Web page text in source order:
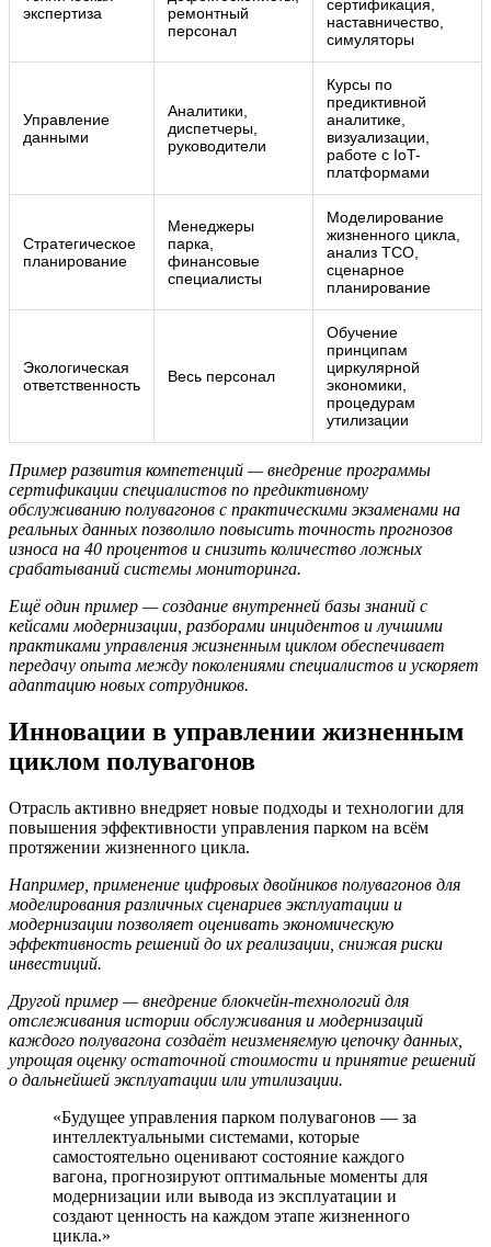
экспертиза
ремонтный
персонал
сертификация,
наставничество,
симуляторы
Управление
данными
Аналитики,
диспетчеры,
руководители
Курсы по
предиктивной
аналитике,
визуализации,
работе с IoT-
платформами
Стратегическое
планирование
Менеджеры
парка,
финансовые
специалисты
Моделирование
жизненного цикла,
анализ TCO,
сценарное
планирование
Экологическая
ответственность
Весь персонал
Обучение
принципам
циркулярной
экономики,
процедурам
утилизации
Пример развития компетенций — внедрение программы
сертификации специалистов по предиктивному
обслуживанию полувагонов с практическими экзаменами на
реальных данных позволило повысить точность прогнозов
износа на 40 процентов и снизить количество ложных
срабатываний системы мониторинга.
Ещё один пример — создание внутренней базы знаний с
кейсами модернизации, разборами инцидентов и лучшими
практиками управления жизненным циклом обеспечивает
передачу опыта между поколениями специалистов и ускоряет
адаптацию новых сотрудников.
Инновации в управлении жизненным
циклом полувагонов
Отрасль активно внедряет новые подходы и технологии для
повышения эффективности управления парком на всём
протяжении жизненного цикла.
Например, применение цифровых двойников полувагонов для
моделирования различных сценариев эксплуатации и
модернизации позволяет оценивать экономическую
эффективность решений до их реализации, снижая риски
инвестиций.
Другой пример — внедрение блокчейн-технологий для
отслеживания истории обслуживания и модернизаций
каждого полувагона создаёт неизменяемую цепочку данных,
упрощая оценку остаточной стоимости и принятие решений
о дальнейшей эксплуатации или утилизации.
«Будущее управления парком полувагонов — за
интеллектуальными системами, которые
самостоятельно оценивают состояние каждого
вагона, прогнозируют оптимальные моменты для
модернизации или вывода из эксплуатации и
создают ценность на каждом этапе жизненного
цикла.»